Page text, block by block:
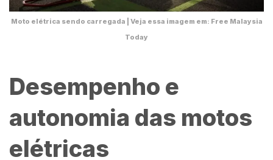
Moto elétrica sendo carregada | Veja essa imagem em: Free Malaysia
Today
Desempenho e
autonomia das motos
elétricas